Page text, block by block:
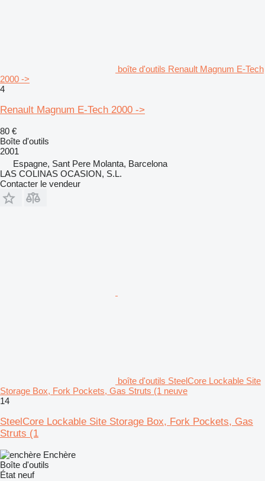
boîte d'outils Renault Magnum E-Tech
2000 ->
4
Renault Magnum E-Tech 2000 ->
80 €
Boîte d'outils
2001
Espagne, Sant Pere Molanta, Barcelona
LAS COLINAS OCASION, S.L.
Contacter le vendeur
boîte d'outils SteelCore Lockable Site
Storage Box, Fork Pockets, Gas Struts (1 neuve
14
SteelCore Lockable Site Storage Box, Fork Pockets, Gas
Struts (1
Enchère
Boîte d'outils
État neuf